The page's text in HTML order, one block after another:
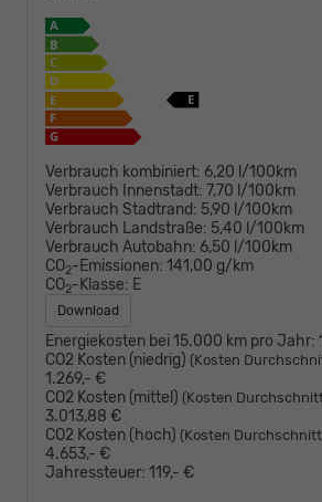
Verbrauch kombiniert: 6,20 l/100km
Verbrauch Innenstadt: 7,70 l/100km
Verbrauch Stadtrand: 5,90 l/100km
Verbrauch Landstraße: 5,40 l/100km
Verbrauch Autobahn: 6,50 l/100km
CO2-Emissionen: 141,00 g/km
CO2-Klasse: E
Download
Energiekosten bei 15.000 km pro Jahr:
CO2 Kosten (niedrig) (Kosten
1.269,- €
CO2 Kosten (mittel) (Kosten
3.013,88 €
CO2 Kosten (hoch) (Kosten
4.653,- €
Jahressteuer: 119,- €